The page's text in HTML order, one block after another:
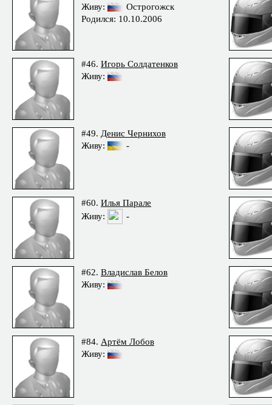
Живу:
Острогожск
Родился: 10.10.2006
#46. Игорь Солдатенков
Живу:
#49. Денис Чернихов
Живу:
-
#60. Илья Парале
Живу:
-
#62. Владислав Белов
Живу:
#84. Артём Лобов
Живу: